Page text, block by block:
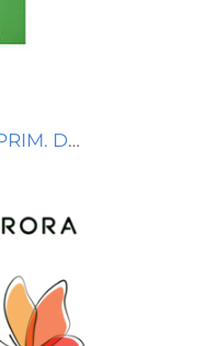
RELAUNCH DER WEBSITE VON PRIM. DR. PIA NEUNDLINGER